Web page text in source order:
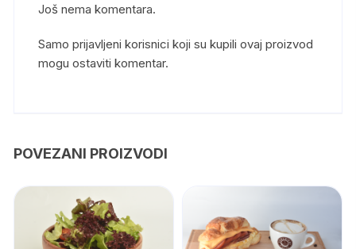
Još nema komentara.
Samo prijavljeni korisnici koji su kupili ovaj proizvod
mogu ostaviti komentar.
POVEZANI PROIZVODI